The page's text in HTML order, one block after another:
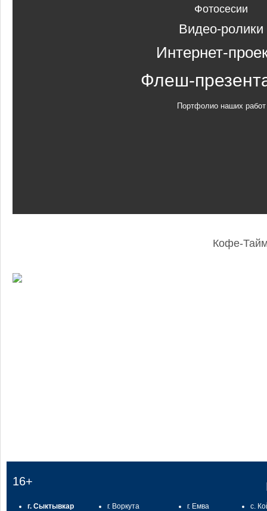
Фотосесии
Видео-ролики
Интернет-
Флеш-
Портфолио наших работ
Кофе-
16+
г. Сыктывкар
г. Воркута
г. Емва
с.